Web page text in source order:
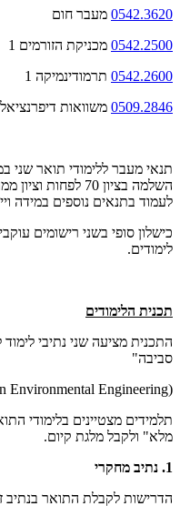
0542.3620 מעבר חום
0542.2500 מכניקת הזורמים 1
0542.2600 תרמודינמיקה 1
0509.2846 משוואות
תנאי מעבר ללימודי תואר שני
לעמוד בתנאים נוספים במידה
כישלון סופי בשני רישומים
לימודים.
תכנית הלימודים
התכנית מציעה שני נתיבי
סביבה"
(M.Sc.in Environmental Engineering).
תלמידים מצטיינים בלימודי
מלא" ולקבל מלגת קיום.
1. נתיב מחקרי
הדרישות לקבלת התואר בנתיב